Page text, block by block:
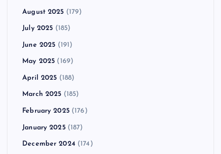
August 2025 (179)
July 2025 (185)
June 2025 (191)
May 2025 (169)
April 2025 (188)
March 2025 (185)
February 2025(176)
January 2025(187)
December 2024 (174)